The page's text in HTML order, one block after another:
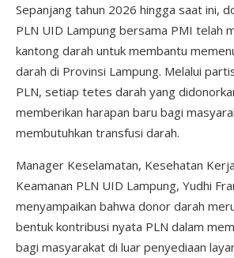
Sepanjang tahun 2026 hingga saat ini,
PLN UID Lampung bersama PMI telah
kantong darah untuk membantu
darah di Provinsi Lampung. Melalui
PLN, setiap tetes darah yang
memberikan harapan baru bagi
membutuhkan transfusi darah.
Manager Keselamatan, Kesehatan
Keamanan PLN UID Lampung, Yudhi
menyampaikan bahwa donor darah
bentuk kontribusi nyata PLN dalam
bagi masyarakat di luar penyediaan